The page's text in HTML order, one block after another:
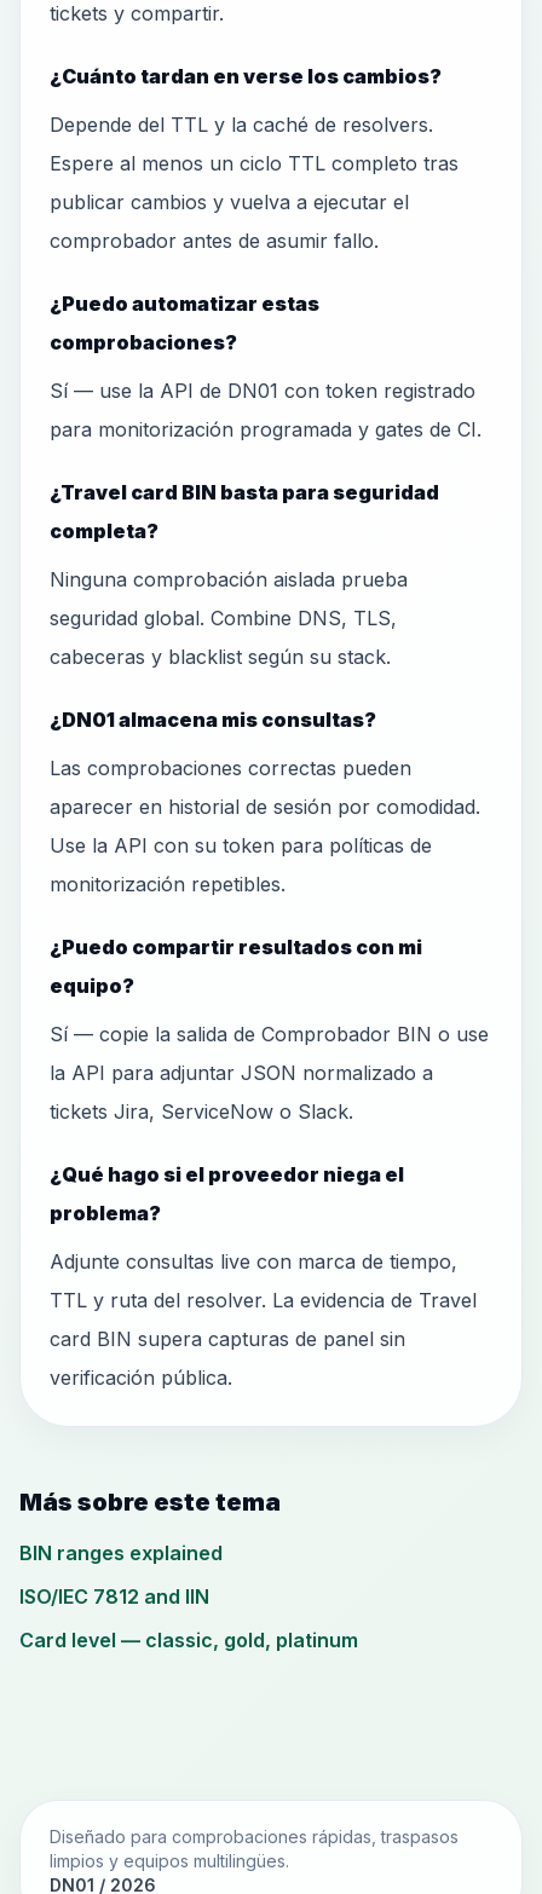
tickets y compartir.
¿Cuánto tardan en verse los cambios?
Depende del TTL y la caché de resolvers.
Espere al menos un ciclo TTL completo tras
publicar cambios y vuelva a ejecutar el
comprobador antes de asumir fallo.
¿Puedo automatizar estas
comprobaciones?
Sí — use la API de DN01 con token registrado
para monitorización programada y gates de CI.
¿Travel card BIN basta para seguridad
completa?
Ninguna comprobación aislada prueba
seguridad global. Combine DNS, TLS,
cabeceras y blacklist según su stack.
¿DN01 almacena mis consultas?
Las comprobaciones correctas pueden
aparecer en historial de sesión por comodidad.
Use la API con su token para políticas de
monitorización repetibles.
¿Puedo compartir resultados con mi
equipo?
Sí — copie la salida de Comprobador BIN o use
la API para adjuntar JSON normalizado a
tickets Jira, ServiceNow o Slack.
¿Qué hago si el proveedor niega el
problema?
Adjunte consultas live con marca de tiempo,
TTL y ruta del resolver. La evidencia de Travel
card BIN supera capturas de panel sin
verificación pública.
Más sobre este tema
BIN ranges explained
ISO/IEC 7812 and IIN
Card level — classic, gold, platinum
Diseñado para comprobaciones rápidas, traspasos
limpios y equipos multilingües.
DN01 / 2026